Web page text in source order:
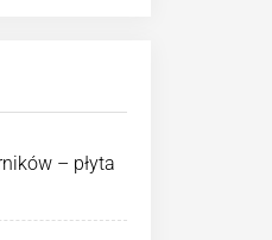
– płyta